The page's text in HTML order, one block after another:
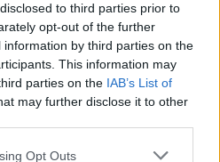
to third parties prior to
opt-out of the further
by third parties on the
This information may
parties on the IAB’s List of
may further disclose it to other
app uses one or more Google
Opt Outs
indult be a Flórián téri
elé állítja a KM Építőt,
halad az aszfaltozás.